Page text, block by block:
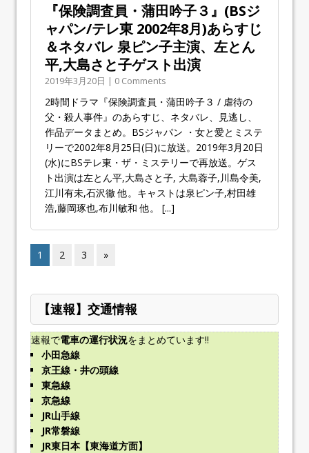
『保険調査員・蒲田吟子３』(BSジ
ャパン/テレ東 2002年8月)あらすじ
＆ネタバレ 泉ピン子主演、左とん
平,大島さと子ゲスト出演
2019年3月20日 | 0 Comments
2時間ドラマ『保険調査員・蒲田吟子３ / 虐待の
父・殺人事件』のあらすじ、ネタバレ、見逃し、
作品データまとめ。BSジャパン ・女と愛とミステ
リーで2002年8月25日(日)に放送。2019年3月20日
(水)にBSテレ東・ザ・ミステリーで再放送。ゲス
ト出演は左とん平,大島さと子, 大島蓉子,川島令美,
江川有未,石沢徹 他。キャストは泉ピン子,村田雄
浩,藤岡琢也,布川敏和 他。 [...]
1 2 3 »
【速報】交通情報
速報で電車の運行状況をまとめています!!
小田急線
京王線・井の頭線
東急線
京急線
JR山手線
JR常磐線
JR東日本【東海道方面】